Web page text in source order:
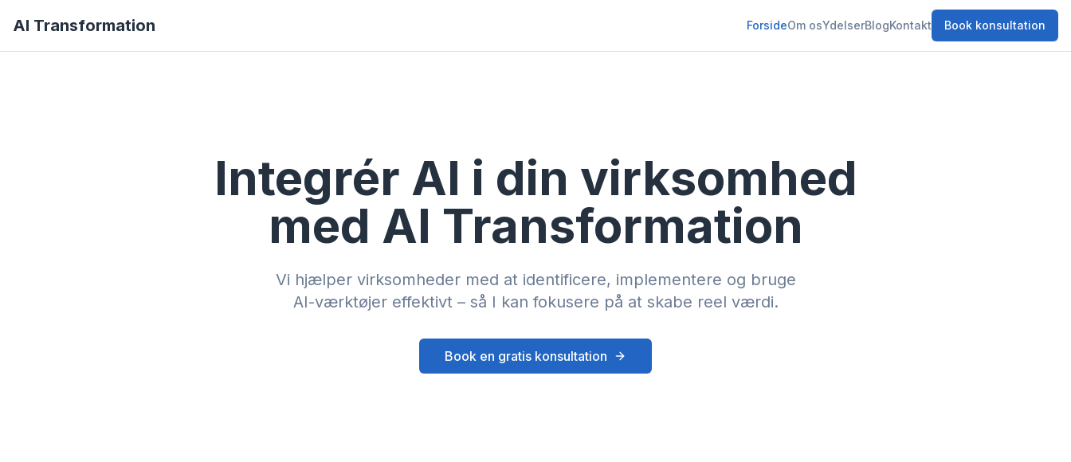
AI Transformation ForsideOm osYdelserBlogKontakt Book konsultation
Integrér AI i din virksomhed
med AI Transformation
Vi hjælper virksomheder med at identificere, implementere og bruge
AI-værktøjer effektivt – så I kan fokusere på at skabe reel værdi.
Book en gratis konsultation